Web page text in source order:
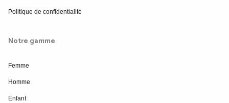
Politique de confidentialité
Notre gamme
Femme
Homme
Enfant